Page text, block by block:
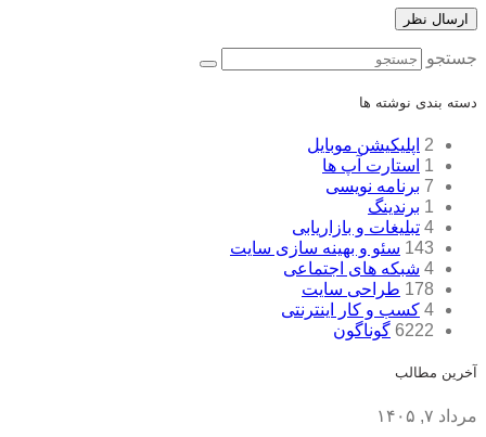
جستجو
دسته بندی نوشته ها
2 اپلیکیشن موبایل
1 استارت آپ ها
7 برنامه نویسی
1 برندینگ
4 تبلیغات و بازاریابی
143 سئو و بهینه سازی سایت
4 شبکه های اجتماعی
178 طراحی سایت
4 کسب و کار اینترنتی
6222 گوناگون
آخرین مطالب
مرداد ۷, ۱۴۰۵